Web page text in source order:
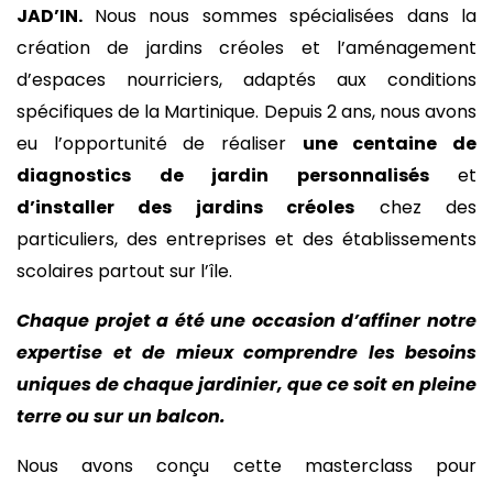
JAD’IN. Nous nous sommes spécialisées dans la
création de jardins créoles et l’aménagement
d’espaces nourriciers, adaptés aux conditions
spécifiques de la Martinique. Depuis 2 ans, nous avons
eu l’opportunité de réaliser une centaine de
diagnostics de jardin personnaliséset
d’installer des jardins créoles chez des
particuliers, des entreprises et des établissements
scolaires partout sur l’île.
Chaque projet a été une occasion d’affiner notre
expertise et de mieux comprendre les besoins
uniques de chaque jardinier, que ce soit en pleine
terre ou sur un balcon.
Nous avons conçu cette masterclass pour